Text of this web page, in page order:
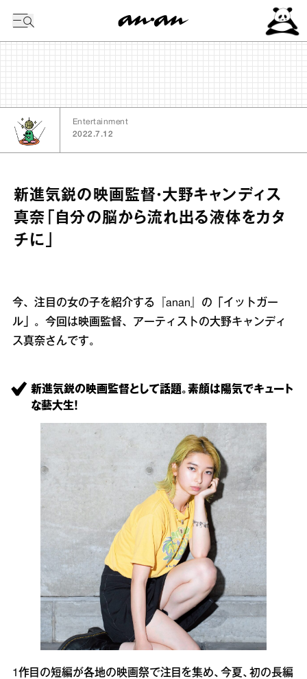
Entertainment
2022.7.12
新進気鋭の映画監督・大野キャンディス
真奈「自分の脳から流れ出る液体をカタ
チに」
今、注目の女の子を紹介する『anan』の「イットガー
ル」。今回は映画監督、アーティストの大野キャンディ
ス真奈さんです。
新進気鋭の映画監督として話題。素顔は陽気でキュート
な藝大生！
1作目の短編が各地の映画祭で注目を集め、今夏、初の長編